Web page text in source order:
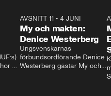
26:27
hur
23:40
AVSNITT 11 •4 JUNI
My och makten:
Denice Westerberg
Ungsvenskarnas
förbundsordförande Denice
Westerberg gästar My och